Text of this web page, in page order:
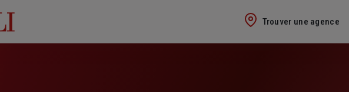
Trouver une agence